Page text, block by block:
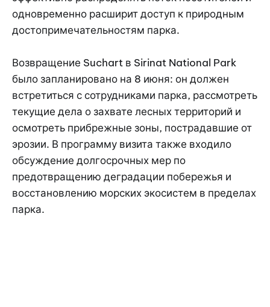
одновременно расширит доступ к природным
достопримечательностям парка.
Возвращение Suchart в Sirinat National Park
было запланировано на 8 июня: он должен
встретиться с сотрудниками парка, рассмотреть
текущие дела о захвате лесных территорий и
осмотреть прибрежные зоны, пострадавшие от
эрозии. В программу визита также входило
обсуждение долгосрочных мер по
предотвращению деградации побережья и
восстановлению морских экосистем в пределах
парка.